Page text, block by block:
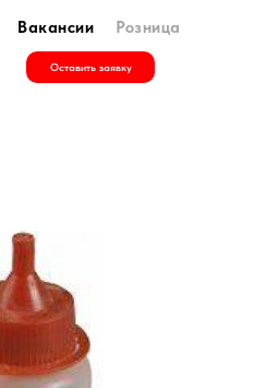
Оставить заявку
Вакансии Розница